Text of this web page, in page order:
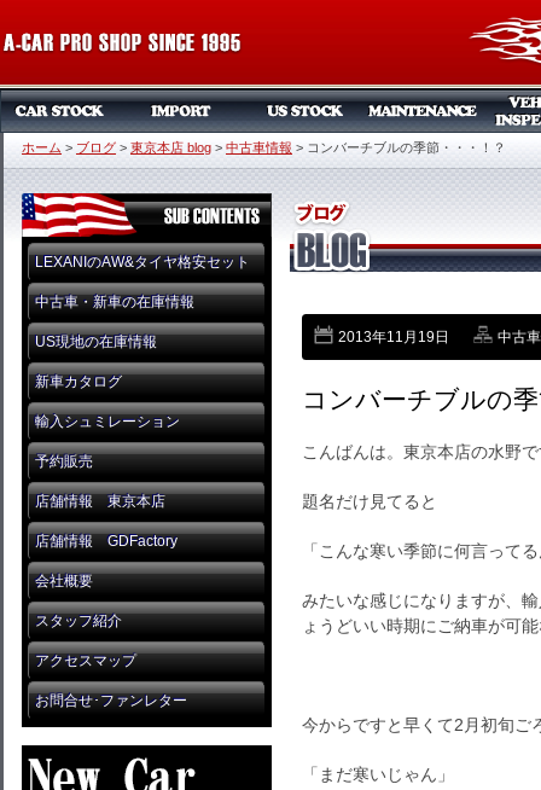
ホーム > ブログ > 東京本店 blog > 中古車情報 > コンバーチブルの季節・・・！？
LEXANIのAW&タイヤ格安セット
中古車・新車の在庫情報
US現地の在庫情報
新車カタログ
輸入シュミレーション
予約販売
店舗情報 東京本店
店舗情報 GDFactory
会社概要
スタッフ紹介
アクセスマップ
お問合せ･ファンレター
2013年11月19日 中古
コンバーチブルの
こんばんは。東京本店の水野
題名だけ見てると
「こんな寒い季節に何言って
みたいな感じになりますが、
ょうどいい時期にご納車が可
今からですと早くて2月初旬ご
「まだ寒いじゃん」